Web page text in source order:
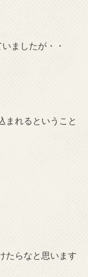
ましたが・・
まれるということ
たらなと思います